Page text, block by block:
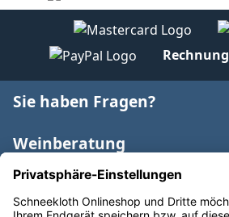
Rechnung
Sie haben Fragen?
Weinberatung
Informationen